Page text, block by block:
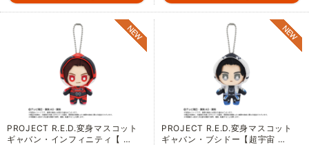
PROJECT R.E.D.変身マスコット
ギャバン・インフィニティ【 …
PROJECT R.E.D.変身マスコット
ギャバン・ブシドー【超宇宙 …